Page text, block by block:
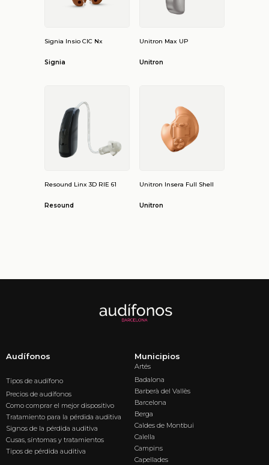
Signia Insio CIC Nx
Signia
Unitron Max UP
Unitron
Resound Linx 3D RIE 61
Resound
Unitron Insera Full Shell
Unitron
Audífonos
Tipos de audífono
Precios de audífonos
Como comprar el mejor dispositivo
Tratamiento para la pérdida auditiva
Signos de la pérdida auditiva
Cusas, síntomas y tratamientos
Tipos de pérdida auditiva
Municipios
Artés
Badalona
Barberà del Vallès
Barcelona
Berga
Caldes de Montbui
Calella
Campins
Capellades